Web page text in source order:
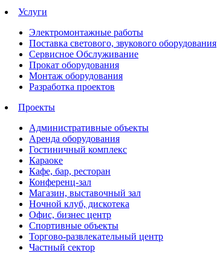
Услуги
Электромонтажные работы
Поставка светового, звукового оборудования
Сервисное Обслуживание
Прокат оборудования
Монтаж оборудования
Разработка проектов
Проекты
Административные объекты
Аренда оборудования
Гостиничный комплекс
Караоке
Кафе, бар, ресторан
Конференц-зал
Магазин, выставочный зал
Ночной клуб, дискотека
Офис, бизнес центр
Спортивные объекты
Торгово-развлекательный центр
Частный сектор